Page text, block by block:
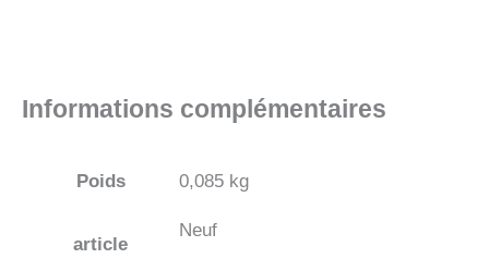
Informations complémentaires
Poids 0,085 kg
article
Neuf